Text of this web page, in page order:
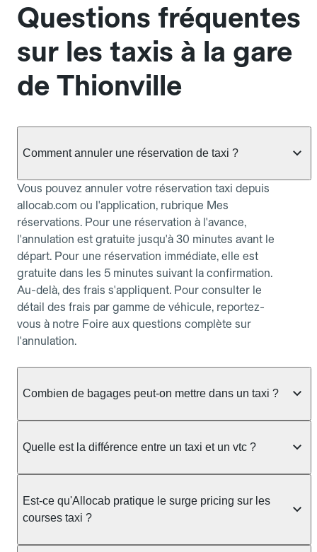
Questions fréquentes
sur les taxis à la gare
de Thionville
Comment annuler une réservation de taxi ?
Vous pouvez annuler votre réservation taxi depuis
allocab.com ou l'application, rubrique Mes
réservations. Pour une réservation à l'avance,
l'annulation est gratuite jusqu'à 30 minutes avant le
départ. Pour une réservation immédiate, elle est
gratuite dans les 5 minutes suivant la confirmation.
Au-delà, des frais s'appliquent. Pour consulter le
détail des frais par gamme de véhicule, reportez-
vous à notre Foire aux questions complète sur
l'annulation.
Combien de bagages peut-on mettre dans un taxi ?
taxi berline accueille en général jusqu'à 3 bagages
ou nombreux, précisez-le dans le champ "Message
au chauffeur" lors de la réservation. Le prix n'est
pas impacté par le nombre de bagages.
Quelle est la différence entre un taxi et un vtc ?
prendre en charge directement dans la rue, à une
station ou sur réservation, avec un tarif au
Est-ce qu'Allocab pratique le surge pricing sur les
courses taxi ?